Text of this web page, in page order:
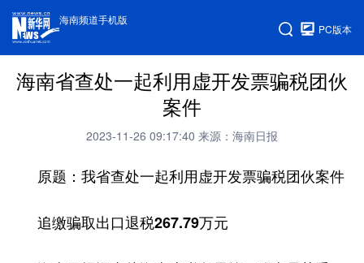
海南频道手机版
PC版本
海南省查处一起利用虚开发票骗税团伙
案件
2023-11-26 09:17:40 来源：海南日报
原题：我省查处一起利用虚开发票骗税团伙案件
追缴骗取出口退税267.79万元